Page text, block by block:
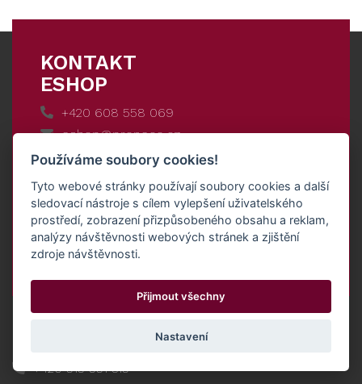
KONTAKT
ESHOP
+420 608 558 069
eshop@proneco.cz
Po - Pá
8:00 - 17:00
Sobota
8:00 - 11:00
Nádražní 934, 691 03 Rakvice
+420 515 551 315
Používáme soubory cookies!
Tyto webové stránky používají soubory cookies a další
sledovací nástroje s cílem vylepšení uživatelského
prostředí, zobrazení přizpůsobeného obsahu a reklam,
analýzy návštěvnosti webových stránek a zjištění
zdroje návštěvnosti.
Přijmout všechny
Nastavení